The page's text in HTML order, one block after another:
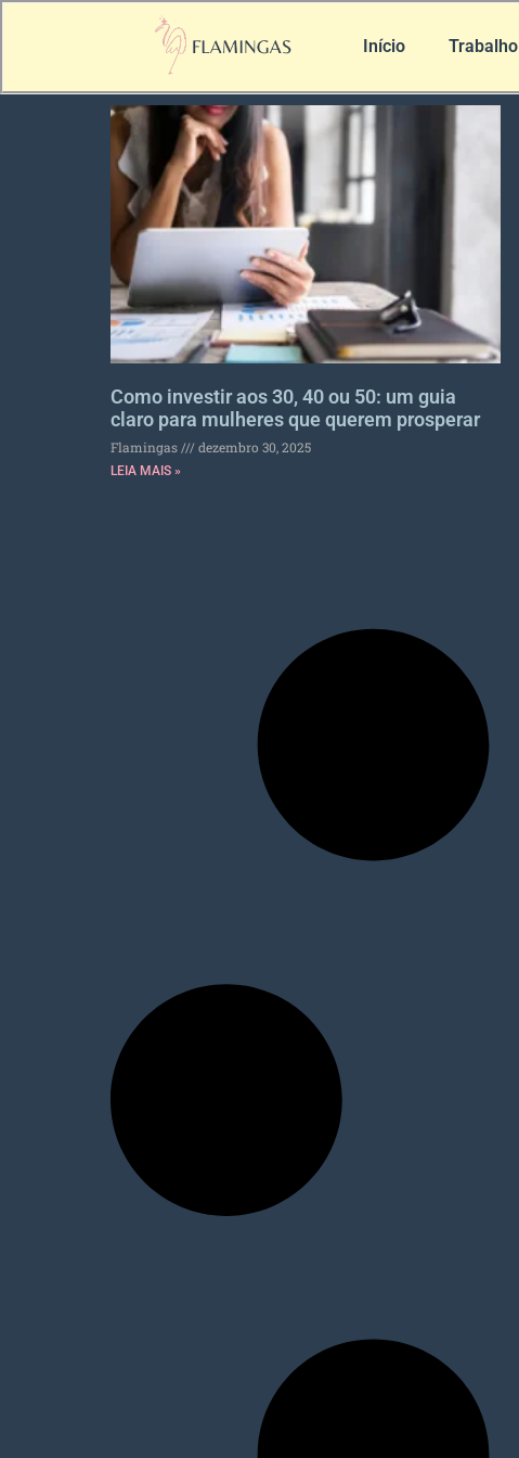
Início Trabalho
Como investir aos 30, 40 ou 50: um guia
claro para mulheres que querem prosperar
Flamingas dezembro 30, 2025
LEIA MAIS »